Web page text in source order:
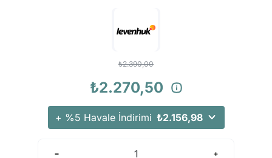
₺2.390,00
₺2.270,50
+ %5 Havale İndirimi ₺2.156,98